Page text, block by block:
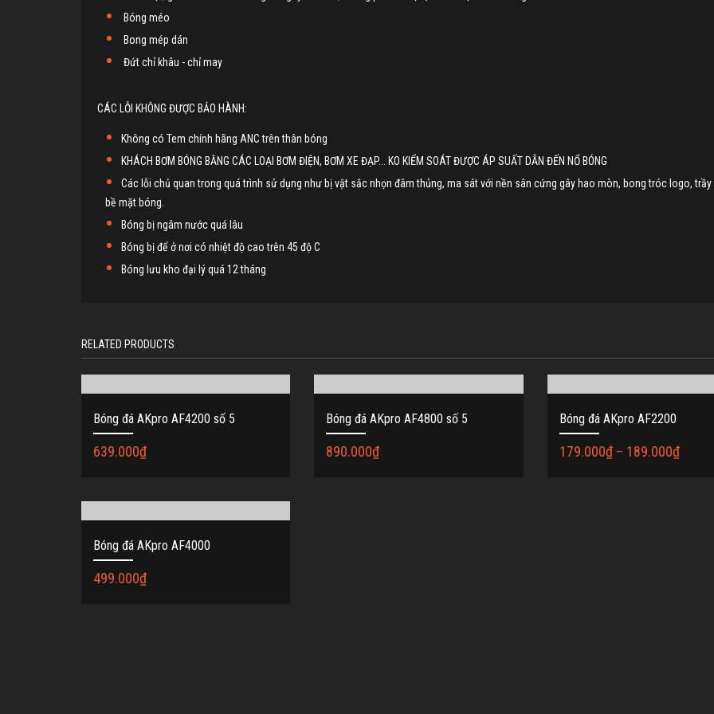
Bóng méo
Bong mép dán
Đứt chỉ khâu - chỉ may
CÁC LỖI KHÔNG ĐƯỢC BẢO HÀNH:
Không có Tem chính hãng ANC trên thân bóng
KHÁCH BƠM BÓNG BẰNG CÁC LOẠI BƠM ĐIỆN, BƠM XE ĐẠP... KO KIỂM SOÁT ĐƯỢC ÁP SUẤT DẪN ĐẾN NỔ BÓNG
Các lỗi chủ quan trong quá trình sử dụng như bị vật sắc nhọn đâm thủng, ma sát với nền sân cứng gây hao mòn, bong tróc logo, trầy
bề mặt bóng.
Bóng bị ngâm nước quá lâu
Bóng bị để ở nơi có nhiệt độ cao trên 45 độ C
Bóng lưu kho đại lý quá 12 tháng
RELATED PRODUCTS
Bóng đá AKpro AF4200 số 5
639.000₫
Bóng đá AKpro AF4800 số 5
890.000₫
Bóng đá AKpro AF2200
179.000₫– 189.000₫
Bóng đá AKpro AF4000
499.000₫